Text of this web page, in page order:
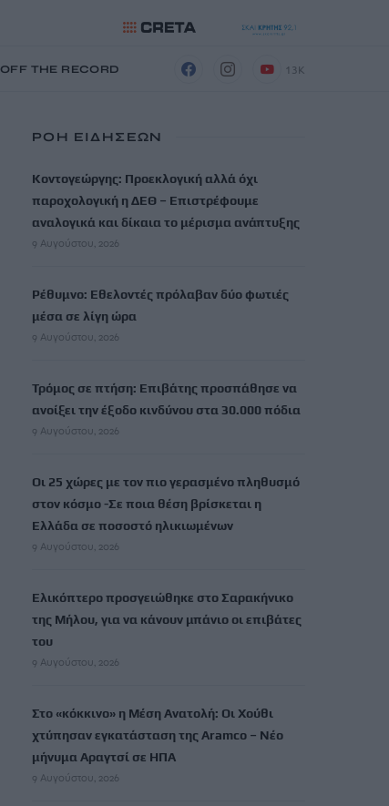
OFF THE RECORD 13K
ΡΟΗ ΕΙΔΗΣΕΩΝ
Κοντογεώργης: Προεκλογική αλλά όχι
παροχολογική η ΔΕΘ – Επιστρέφουμε
αναλογικά και δίκαια το μέρισμα ανάπτυξης
9 Αυγούστου, 2026
Ρέθυμνο: Εθελοντές πρόλαβαν δύο φωτιές
μέσα σε λίγη ώρα
9 Αυγούστου, 2026
Τρόμος σε πτήση: Επιβάτης προσπάθησε να
ανοίξει την έξοδο κινδύνου στα 30.000 πόδια
9 Αυγούστου, 2026
Οι 25 χώρες με τον πιο γερασμένο πληθυσμό
στον κόσμο -Σε ποια θέση βρίσκεται η
Ελλάδα σε ποσοστό ηλικιωμένων
9 Αυγούστου, 2026
Ελικόπτερο προσγειώθηκε στο Σαρακήνικο
της Μήλου, για να κάνουν μπάνιο οι επιβάτες
του
9 Αυγούστου, 2026
Στο «κόκκινο» η Μέση Ανατολή: Οι Χούθι
χτύπησαν εγκατάσταση της Aramco – Νέο
μήνυμα Αραγτσί σε ΗΠΑ
9 Αυγούστου, 2026